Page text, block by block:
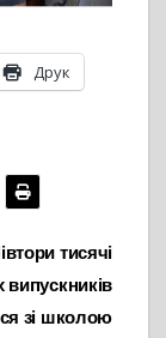
Друк
тисячі
випускників
зі школою